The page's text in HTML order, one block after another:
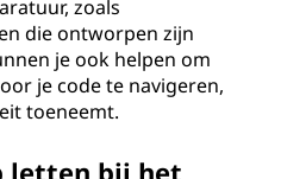
zoals
die ontworpen zijn
je ook helpen om
je code te navigeren,
toeneemt.
letten bij het